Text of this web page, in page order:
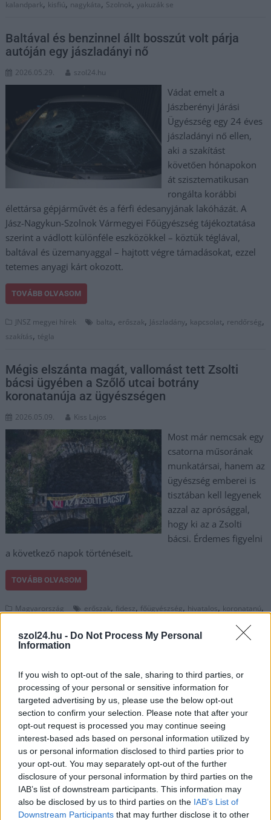
szol24.hu - Do Not Process My Personal
Information
If you wish to opt-out of the sale, sharing to third parties, or
processing of your personal or sensitive information for
targeted advertising by us, please use the below opt-out
section to confirm your selection. Please note that after your
opt-out request is processed you may continue seeing
interest-based ads based on personal information utilized by
us or personal information disclosed to third parties prior to
your opt-out. You may separately opt-out of the further
disclosure of your personal information by third parties on the
IAB’s list of downstream participants. This information may
also be disclosed by us to third parties on the IAB’s List of
Downstream Participants that may further disclose it to other
kalandpark, kisfiú, nagykáta, Szolnok,yakuzák se
Baltával és benzinnel állt bosszút volt párja
autóján egy jászladányi nő
2026.05.29. szol24.hu
Vádat emelt a
Jászberényi Járási
Ügyészség egy 24 éves
jászladányi nő ellen,
aki a szakítást
követően hónapokon
át szisztematikusan
rongálta korábbi
élettársa gépjárművét és a férfi édesanyjának lakóházát. A
Jász-Nagykun-Szolnok Vármegyei Főügyészség tájékoztatása
szerint a vádlott különféle eszközökkel – köztük téglával,
baltával és üzemanyaggal – hajtott végre támadásokat, ezzel
tetemes anyagi kárt okozott.
TOVÁBB OLVASOM
JNSZ megyei hírek balta, erőszak, Jászladány, kapcsolat, rendőrség,
szakítás, tégla
Mégis elszánta magát, vallomást tett Zsolti
bácsi ügyében a Szőlő utcai botrány
koronatanúja az ügyészségen
2026.05.09. Kiss Lajos
Most már nemcsak egy
csatorna műsorának
munkatársai, hanem az
ügyészség emberei is
tisztában kell legyenek
azzal az aprósággal,
hogy ki az a Zsolti
bácsi. Érdemes figyelni
a következő napok történéseit.
TOVÁBB OLVASOM
Magyarország erőszak, fidesz, főügyészség, hivatalos, koronatanú,
kalandparkban történt bántalmazás ügyében
2026.04.30. Fazekas Adrián
Saját bevallása szerint
sportpedagógiai
szempontból kudarcot
vallott az a jászberényi
karateedző, akinek
büntetőpere a tegnapi
napon, április 29-én a
szakértői bizonyítás